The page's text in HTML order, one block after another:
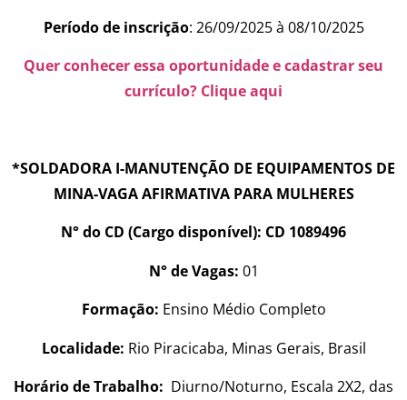
Período de inscrição: 26/09/2025 à 08/10/2025
Quer conhecer essa oportunidade e cadastrar seu
currículo? Clique aqui
*SOLDADORA I-MANUTENÇÃO DE EQUIPAMENTOS DE
MINA-VAGA AFIRMATIVA PARA MULHERES
N° do CD (Cargo disponível): CD 1089496
N° de Vagas: 01
Formação: Ensino Médio Completo
Localidade: Rio Piracicaba, Minas Gerais, Brasil
Horário de Trabalho: Diurno/Noturno, Escala 2X2, das